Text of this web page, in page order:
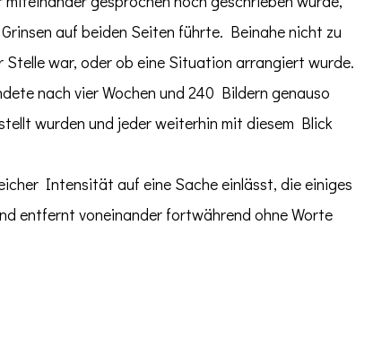
auf beiden Seiten führte. Beinahe nicht zu
war, oder ob eine Situation arrangiert wurde.
nach vier Wochen und 240 Bildern genauso
wurden und jeder weiterhin mit diesem Blick
Intensität auf eine Sache einlässt, die einiges
entfernt voneinander fortwährend ohne Worte